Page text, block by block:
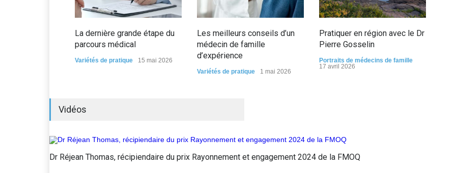
La dernière grande étape du
parcours médical
Variétés de pratique 15 mai 2026
Les meilleurs conseils d’un
médecin de famille
d’expérience
Variétés de pratique 1 mai 2026
Pratiquer en région avec le Dr
Pierre Gosselin
Portraits de médecins de famille
17 avril 2026
Vidéos
Dr Réjean Thomas, récipiendaire du prix Rayonnement et engagement 2024 de la FMOQ